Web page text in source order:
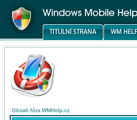
Obsah fóra WMHelp.cz